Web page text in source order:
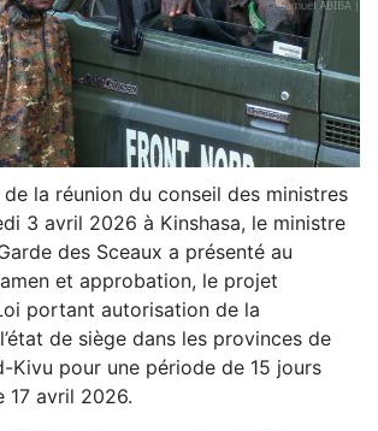
la réunion du conseil des ministres
3 avril 2026 à Kinshasa, le ministre
des Sceaux a présenté au
et approbation, le projet
portant autorisation de la
de siège dans les provinces de
Kivu pour une période de 15 jours
17 avril 2026.